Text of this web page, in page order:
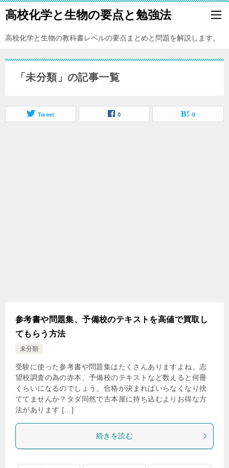
高校化学と生物の要点と勉強法
高校化学と生物の教科書レベルの要点まとめと問題を解説します。
「未分類」の記事一覧
Tweet 0 0
参考書や問題集、予備校のテキストを高値で買取し
てもらう方法
未分類
受験に使った参考書や問題集はたくさんありますよね。志
望校調査の為の赤本、予備校のテキストなど数えると何冊
くらいになるのでしょう。合格が決まればいらなくなり捨
ててませんか？タダ同然で古本屋に持ち込むよりお得な方
法があります […]
続きを読む